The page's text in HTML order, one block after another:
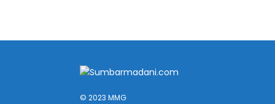
© 2023 MMG